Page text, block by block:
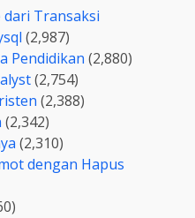
Transaksi
(2,987)
Pendidikan (2,880)
(2,754)
(2,388)
(2,342)
(2,310)
dengan Hapus